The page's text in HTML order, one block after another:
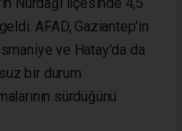
AFAD, Gaziantep'in
ve Hatay'da da
bir durum
sürdüğünü